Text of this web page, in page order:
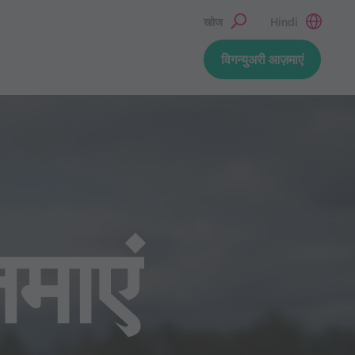
खोज Hindi
विगन्युअरी आज़माएं